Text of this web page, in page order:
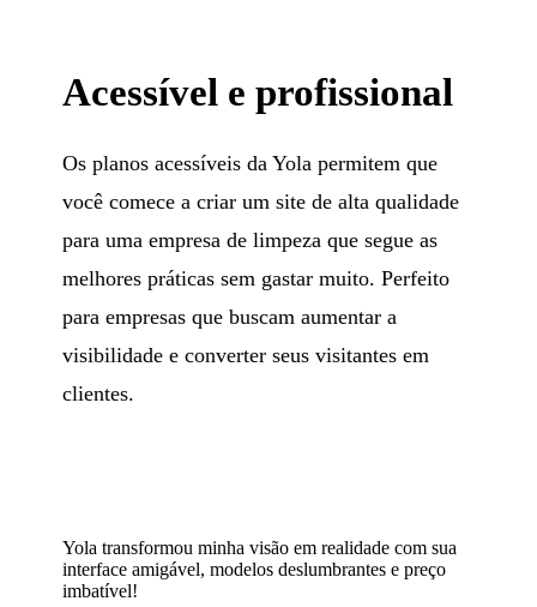
Acessível e profissional
Os planos acessíveis da Yola permitem que
você comece a criar um site de alta qualidade
para uma empresa de limpeza que segue as
melhores práticas sem gastar muito. Perfeito
para empresas que buscam aumentar a
visibilidade e converter seus visitantes em
clientes.
Yola transformou minha visão em realidade com sua
interface amigável, modelos deslumbrantes e preço
imbatível!